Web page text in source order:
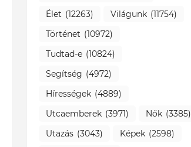
Élet (12263) Világunk (11754)
Történet (10972)
Tudtad-e (10824)
Segítség (4972)
Hírességek (4889)
Utcaemberek (3971) Nők (3385)
Utazás (3043) Képek (2598)